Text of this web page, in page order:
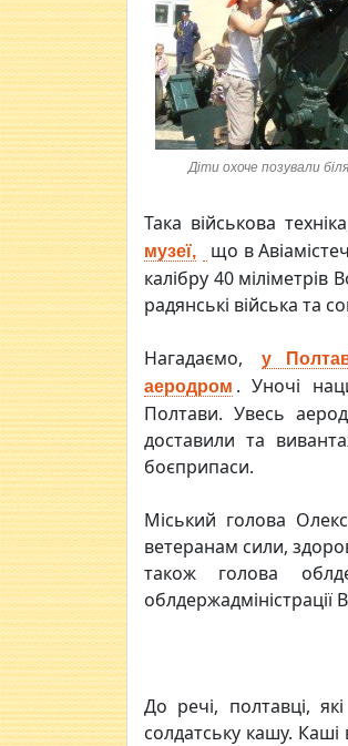
Діти охоче позували
Така військова техніка
музеї,
що в
калібру 40
радянські війська та
Нагадаємо,
у
аеродром . Уночі
Полтави. Увесь
доставили та
боєприпаси.
Міський голова
ветеранам сили,
також голова
До речі, полтавці,
солдатську кашу.